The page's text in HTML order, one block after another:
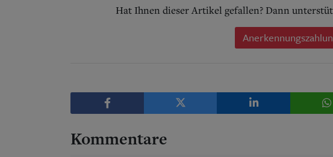
Hat Ihnen dieser Artikel gefallen? Dann
Kommentare